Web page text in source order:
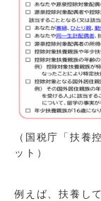
（国税庁「扶養
ット）
例えば、扶養し